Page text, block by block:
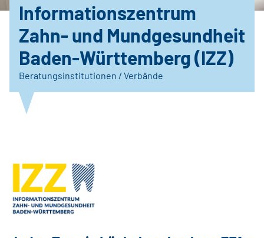
Informationszentrum
Zahn- und Mundgesundheit
Baden-Württemberg (IZZ)
Beratungsinstitutionen / Verbände